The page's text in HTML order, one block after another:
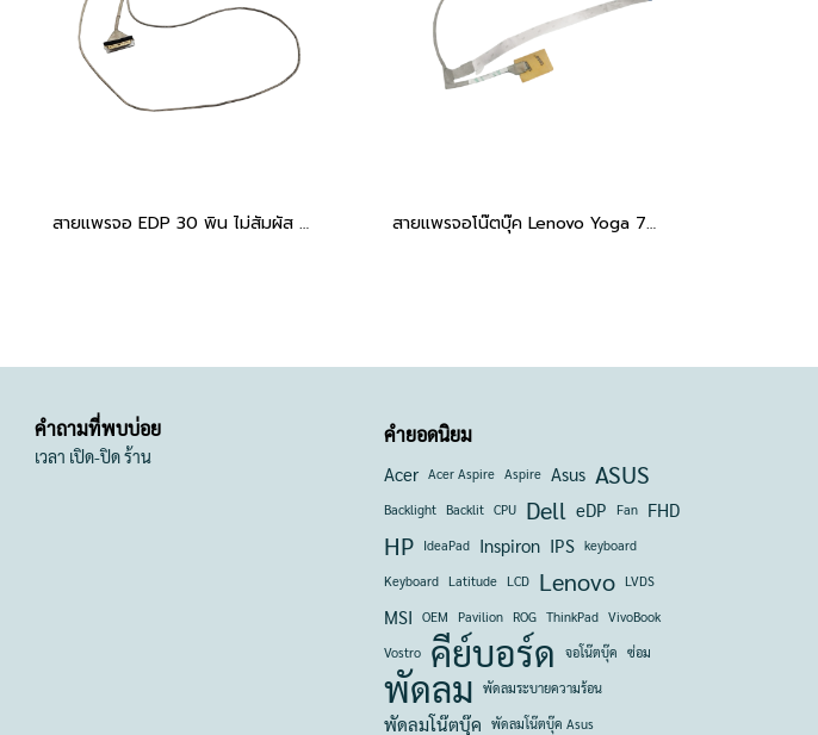
สายแพรจอ EDP 30 พิน ไม่สัมผัส สำหรับ Lenovo IdeaPad 3-15ADA05, 3-15ARE05, 3-15IIL05, 3-15IML05, 3-15IGL05, 3-15ITL05, IdeaPad 5 15IML, V15 G1-IML, S350-15 Series (S350-15IWL) P/N: DC020027720 อะไหล่เปลี่ยนคุณภาพสูง สายแพรจอโน๊ตบุ๊ค Lenovo Yoga 7-14ITL5 (82BH), 7-14ACN6 (82N7) eDP 30 pin P/N: DC02C00M700, 5C10S30129 อะไหล่เปลี่ยน/ซ่อม คุณภาพสูง
คำถามที่พบบ่อย
เวลา เปิด-ปิด ร้าน
คำยอดนิยม
Acer Acer Aspire Aspire Asus ASUS
Backlight Backlit CPU Dell eDP Fan FHD
HP IdeaPad Inspiron IPS keyboard
Keyboard Latitude LCD Lenovo LVDS
MSI OEM Pavilion ROG ThinkPad VivoBook
Vostro
คีย์บอร์ด จอโน๊ตบุ๊ค ซ่อม
พัดลม พัดลมระบายความร้อน
พัดลมโน๊ตบุ๊ค พัดลมโน๊ตบุ๊ค Asus